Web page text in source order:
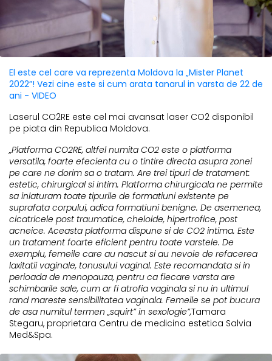
El este cel care va reprezenta Moldova la „Mister Planet
2022”! Vezi cine este si cum arata tanarul in varsta de 22 de
ani - VIDEO
Laserul CO2RE este cel mai avansat laser CO2 disponibil
pe piata din Republica Moldova.
„Platforma CO2RE, altfel numita CO2 este o platforma
versatila, foarte efecienta cu o tintire directa asupra zonei
pe care ne dorim sa o tratam. Are trei tipuri de tratament:
estetic, chirurgical si intim. Platforma chirurgicala ne permite
sa inlaturam toate tipurile de formatiuni existente pe
suprafata corpului, adica formatiuni benigne. De asemenea,
cicatricele post traumatice, cheloide, hipertrofice, post
acneice. Aceasta platforma dispune si de CO2 intima. Este
un tratament foarte eficient pentru toate varstele. De
exemplu, femeile care au nascut si au nevoie de refacerea
laxitatii vaginale, tonusului vaginal. Este recomandata si in
perioada de menopauza, pentru ca fiecare varsta are
schimbarile sale, cum ar fi atrofia vaginala si nu in ultimul
rand mareste sensibilitatea vaginala. Femeile se pot bucura
de asa numitul termen „squirt” in sexologie”,Tamara
Stegaru, proprietara Centru de medicina estetica Salvia
Med&Spa.